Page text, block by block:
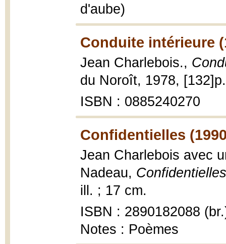
d'aube)
Conduite intérieure
Jean Charlebois.,
du Noroît, 1978,
ISBN : 0885240270
Confidentielles
Jean Charlebois avec
Nadeau, Confidentielles
ill. ; 17 cm.
ISBN : 2890182088
Notes : Poèmes